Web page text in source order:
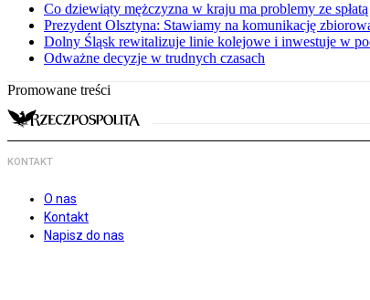
Co dziewiąty mężczyzna w kraju ma problemy ze
Prezydent Olsztyna: Stawiamy na komunikację
Dolny Śląsk rewitalizuje linie kolejowe i inwestuje w
Odważne decyzje w trudnych czasach
Promowane treści
KONTAKT
O nas
Kontakt
Napisz do nas